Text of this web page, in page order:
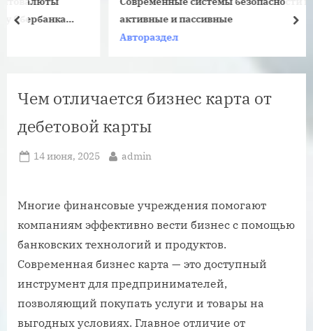
активные и пассивные
prev
Чем отличается бизнес карта от
дебетовой карты
Posted
14 июня, 2025 By
admin
Многие финансовые учреждения помогают
компаниям эффективно вести бизнес с помощью
банковских технологий и продуктов.
Современная бизнес карта — это доступный
инструмент для предпринимателей,
позволяющий покупать услуги и товары на
выгодных условиях. Главное отличие от